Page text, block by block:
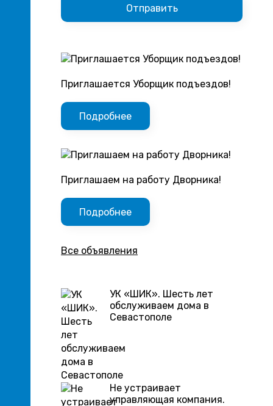
Приглашается Уборщик подъездов!
Подробнее
Приглашаем на работу Дворника!
Подробнее
Все объявления
УК «ШИК». Шесть лет
обслуживаем дома в
Севастополе
Не устраивает
управляющая компания.